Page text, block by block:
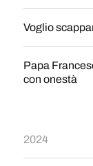
Voglio
Papa
con onestà
2024